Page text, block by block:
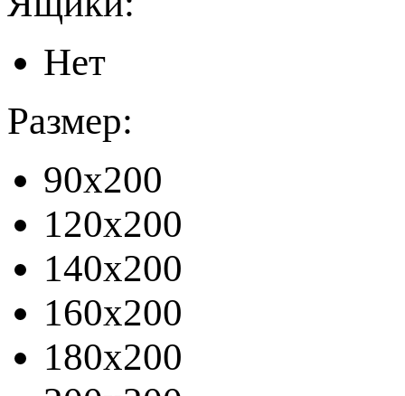
Нет
Размер:
90x200
120x200
140x200
160x200
180x200